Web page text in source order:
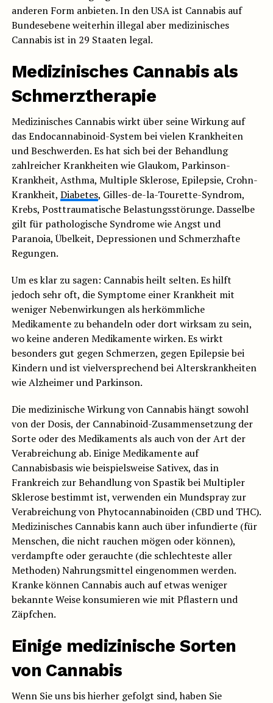
anderen Form anbieten. In den USA ist Cannabis auf
Bundesebene weiterhin illegal aber medizinisches
Cannabis ist in 29 Staaten legal.
Medizinisches Cannabis als
Schmerztherapie
Medizinisches Cannabis wirkt über seine Wirkung auf
das Endocannabinoid-System bei vielen Krankheiten
und Beschwerden. Es hat sich bei der Behandlung
zahlreicher Krankheiten wie Glaukom, Parkinson-
Krankheit, Asthma, Multiple Sklerose, Epilepsie, Crohn-
Krankheit, Diabetes, Gilles-de-la-Tourette-Syndrom,
Krebs, Posttraumatische Belastungsstörunge. Dasselbe
gilt für pathologische Syndrome wie Angst und
Paranoia, Übelkeit, Depressionen und Schmerzhafte
Regungen.
Um es klar zu sagen: Cannabis heilt selten. Es hilft
jedoch sehr oft, die Symptome einer Krankheit mit
weniger Nebenwirkungen als herkömmliche
Medikamente zu behandeln oder dort wirksam zu sein,
wo keine anderen Medikamente wirken. Es wirkt
besonders gut gegen Schmerzen, gegen Epilepsie bei
Kindern und ist vielversprechend bei Alterskrankheiten
wie Alzheimer und Parkinson.
Die medizinische Wirkung von Cannabis hängt sowohl
von der Dosis, der Cannabinoid-Zusammensetzung der
Sorte oder des Medikaments als auch von der Art der
Verabreichung ab. Einige Medikamente auf
Cannabisbasis wie beispielsweise Sativex, das in
Frankreich zur Behandlung von Spastik bei Multipler
Sklerose bestimmt ist, verwenden ein Mundspray zur
Verabreichung von Phytocannabinoiden (CBD und THC).
Medizinisches Cannabis kann auch über infundierte (für
Menschen, die nicht rauchen mögen oder können),
verdampfte oder gerauchte (die schlechteste aller
Methoden) Nahrungsmittel eingenommen werden.
Kranke können Cannabis auch auf etwas weniger
bekannte Weise konsumieren wie mit Pflastern und
Zäpfchen.
Einige medizinische Sorten
von Cannabis
Wenn Sie uns bis hierher gefolgt sind, haben Sie